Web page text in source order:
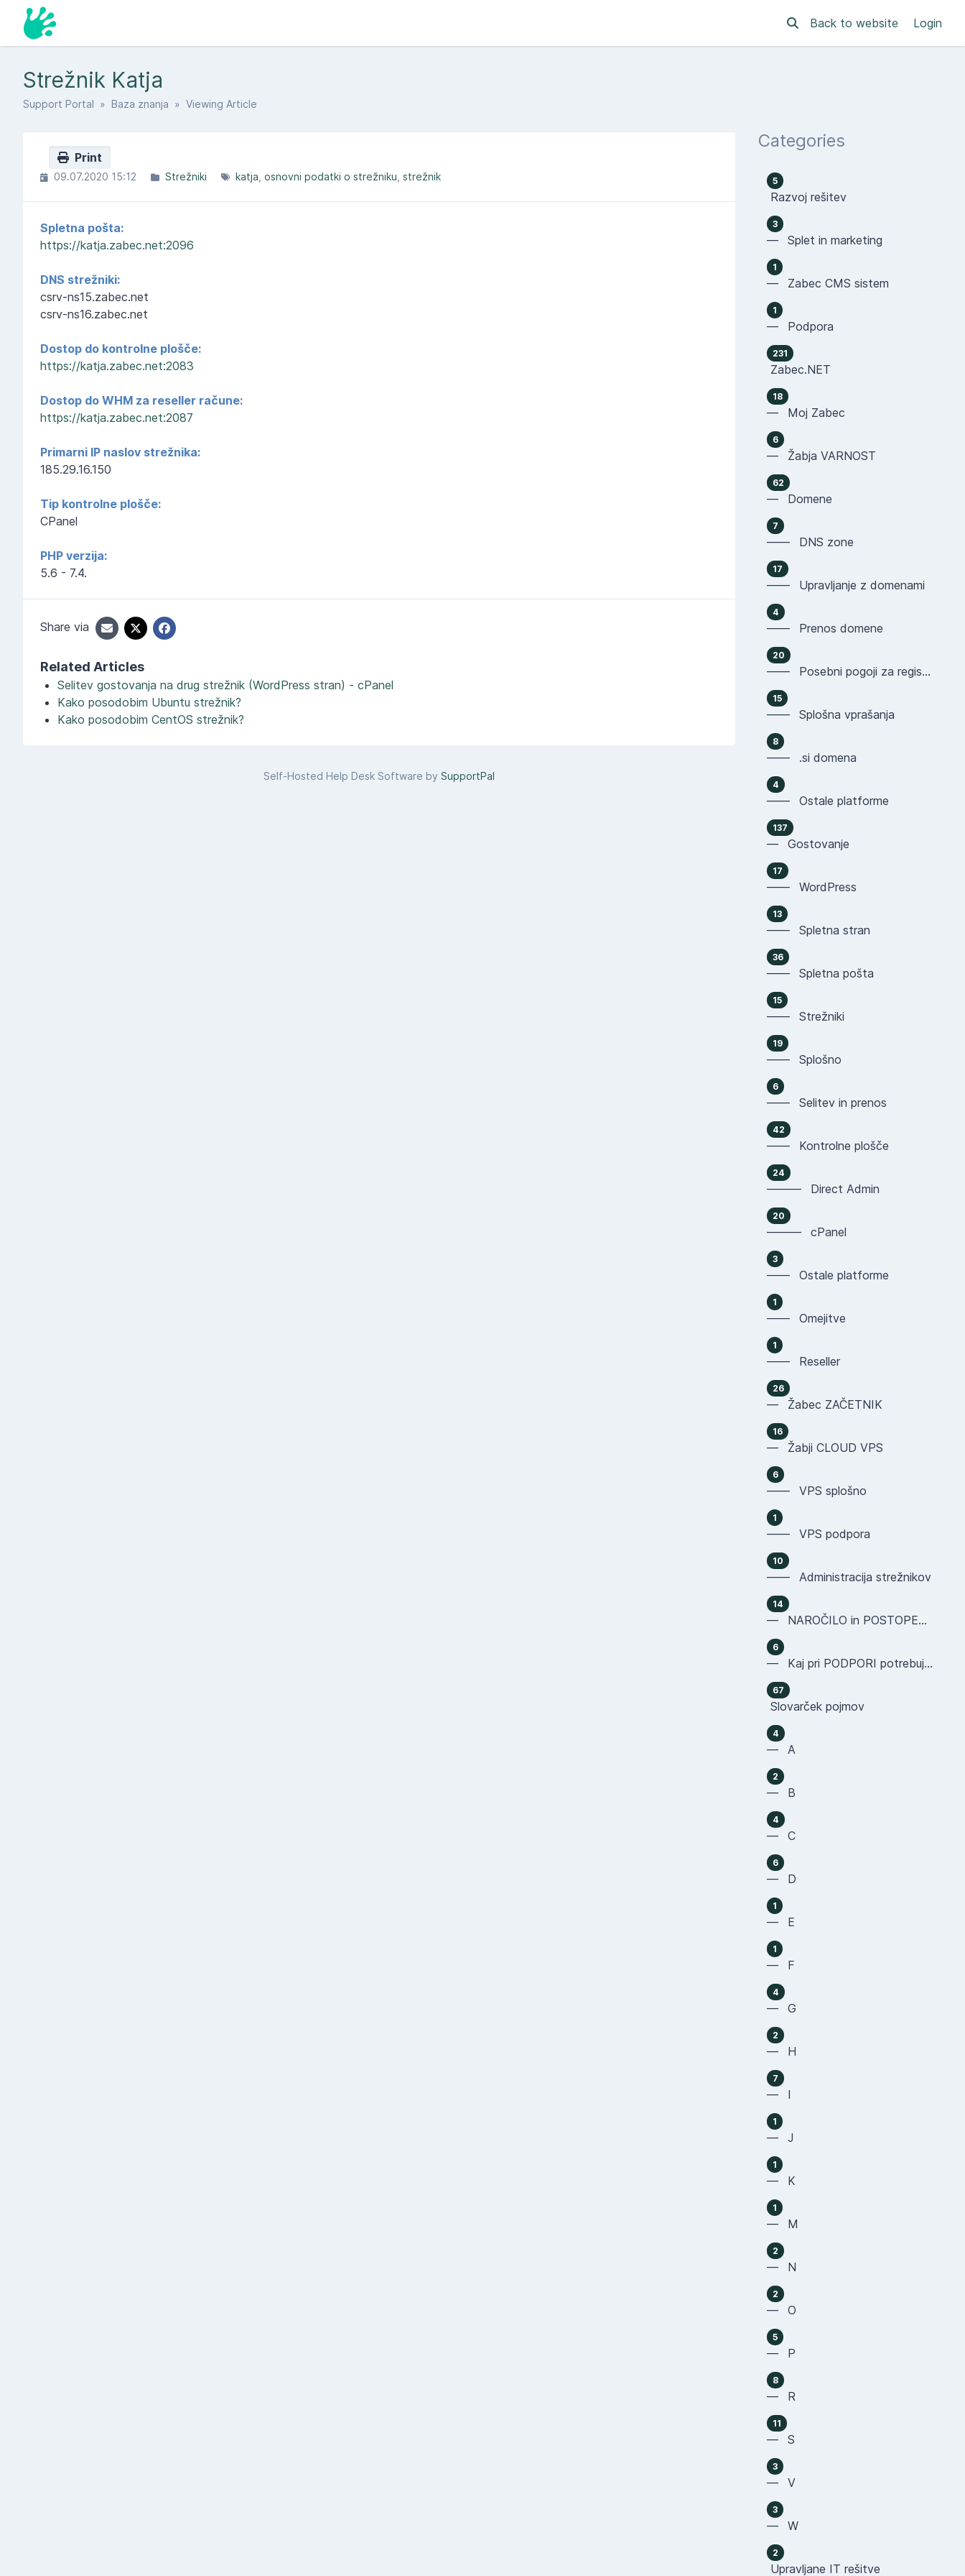
Back to website Login
Strežnik Katja
Support Portal » Baza znanja » Viewing Article
Print
09.07.2020 15:12 Strežniki katja osnovni podatki o strežniku strežnik
Spletna pošta:
https://katja.zabec.net:2096
DNS strežniki:
csrv-ns15.zabec.net
csrv-ns16.zabec.net
Dostop do kontrolne plošče:
https://katja.zabec.net:2083
Dostop do WHM za reseller račune:
https://katja.zabec.net:2087
Primarni IP naslov strežnika:
185.29.16.150
Tip kontrolne plošče:
CPanel
PHP verzija:
5.6 - 7.4.
Share via
Related Articles
Selitev gostovanja na drug strežnik (WordPress stran) - cPanel
Kako posodobim Ubuntu strežnik?
Kako posodobim CentOS strežnik?
Self-Hosted Help Desk Software by SupportPal
Categories
5
Razvoj rešitev
3
— Splet in marketing
1
— Zabec CMS sistem
1
— Podpora
231
Zabec.NET
18
— Moj Zabec
6
— Žabja VARNOST
62
— Domene
7
—— DNS zone
17
—— Upravljanje z domenami
4
—— Prenos domene
20
—— Posebni pogoji za registracijo domen
15
—— Splošna vprašanja
8
—— .si domena
4
—— Ostale platforme
137
— Gostovanje
17
—— WordPress
13
—— Spletna stran
36
—— Spletna pošta
15
—— Strežniki
19
—— Splošno
6
—— Selitev in prenos
42
—— Kontrolne plošče
24
——— Direct Admin
20
——— cPanel
3
—— Ostale platforme
1
—— Omejitve
1
—— Reseller
26
— Žabec ZAČETNIK
16
— Žabji CLOUD VPS
6
—— VPS splošno
1
—— VPS podpora
10
—— Administracija strežnikov
14
— NAROČILO in POSTOPEK NAKUPA
6
— Kaj pri PODPORI potrebujemo OD VAS
67
Slovarček pojmov
4
— A
2
— B
4
— C
6
— D
1
— E
1
— F
4
— G
2
— H
7
— I
1
— J
1
— K
1
— M
2
— N
2
— O
5
— P
8
— R
11
— S
3
— V
3
— W
2
Upravljane IT rešitve